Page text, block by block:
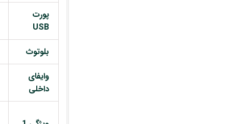
پورت
USB
بلوتوث
وایفای
داخلی